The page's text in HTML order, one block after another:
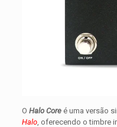
O Halo Coreé uma versão
Halo, oferecendo o timbre